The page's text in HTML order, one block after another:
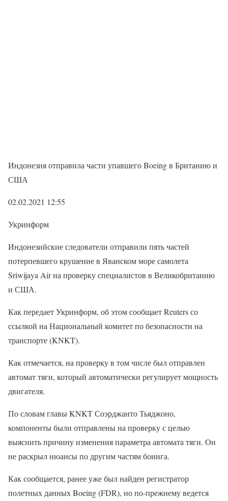
Индонезия отправила части упавшего Boeing в Британию и
США
02.02.2021 12:55
Укринформ
Индонезийские следователи отправили пять частей
потерпевшего крушение в Яванском море самолета
Sriwijaya Air на проверку специалистов в Великобританию
и США.
Как передает Укринформ, об этом сообщает Reuters со
ссылкой на Национальный комитет по безопасности на
транспорте (KNKT).
Как отмечается, на проверку в том числе был отправлен
автомат тяги, который автоматически регулирует мощность
двигателя.
По словам главы KNKT Соэрджанто Тьяджоно,
компоненты были отправлены на проверку с целью
выяснить причину изменения параметра автомата тяги. Он
не раскрыл нюансы по другим частям боинга.
Как сообщается, ранее уже был найден регистратор
полетных данных Boeing (FDR), но по-прежнему ведется